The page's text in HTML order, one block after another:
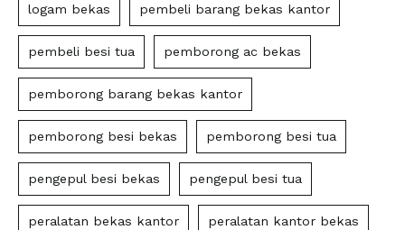
logam bekas pembeli barang bekas kantor
pembeli besi tua pemborong ac bekas
pemborong barang bekas kantor
pemborong besi bekas pemborong besi tua
pengepul besi bekas pengepul besi tua
peralatan bekas kantor peralatan kantor bekas